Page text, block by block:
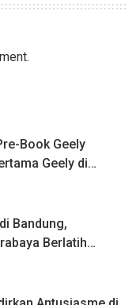
Book Geely
Geely di
Lebih dari 1,3
Bandung,
Berlatih
Voli Nasional di